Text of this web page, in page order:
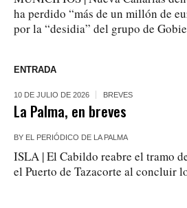
ha perdido “más de un millón de
por la “desidia” del grupo de
ENTRADA
10 DE JULIO DE 2026 BREVES
La Palma, en breves
BY EL PERIÓDICO DE LA PALMA
ISLA | El Cabildo reabre el tramo
el Puerto de Tazacorte al concluir